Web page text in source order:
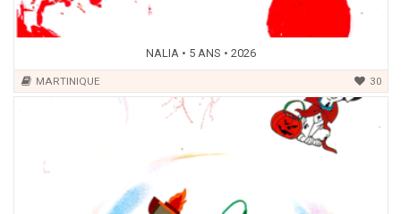
NALIA • 5 ANS • 2026
MARTINIQUE 30